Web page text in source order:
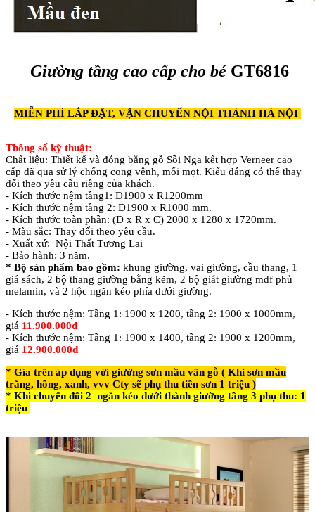
Giường tầng cao cấp cho béGT6816
MIỄN PHÍ LẮP ĐẶT, VẬN CHUYỂN NỘI THÀNH HÀ NỘI
Thông số kỹ thuật:
Chất liệu: Thiết kế và đóng bằng gỗ Sồi Nga kết hợp Verneer cao
cấp đã qua sử lý chống cong vênh, mối mọt. Kiểu dáng có thể thay
đổi theo yêu cầu riêng của khách.
- Kích thước nệm tầng1: D1900 x R1200mm
- Kích thước nệm tầng 2: D1900 x R1000 mm.
- Kích thước toàn phần: (D x R x C) 2000 x 1280 x 1720mm.
- Màu sắc: Thay đổi theo yêu cầu.
- Xuất xứ: Nội Thất Tương Lai
- Bảo hành: 3 năm.
* Bộ sản phẩm bao gồm: khung giường, vai giường, cầu thang, 1
giá sách, 2 bộ thang giường bằng kẽm, 2 bộ giát giường mdf phủ
melamin, và 2 hộc ngăn kéo phía dưới giường.
- Kích thước nệm: Tầng 1: 1900 x 1200, tầng 2: 1900 x 1000mm,
giá 11.900.000đ
- Kích thước nệm: Tầng 1: 1900 x 1400, tầng 2: 1900 x 1200mm,
giá 12.900.000đ
* Gía trên áp dụng với giường sơn mầu vân gỗ ( Khi sơn mầu
trắng, hồng, xanh, vvv Cty sẽ phụ thu tiền sơn 1 triệu )
* Khi chuyển đổi 2 ngăn kéo dưới thành giường tầng 3 phụ thu: 1
triệu